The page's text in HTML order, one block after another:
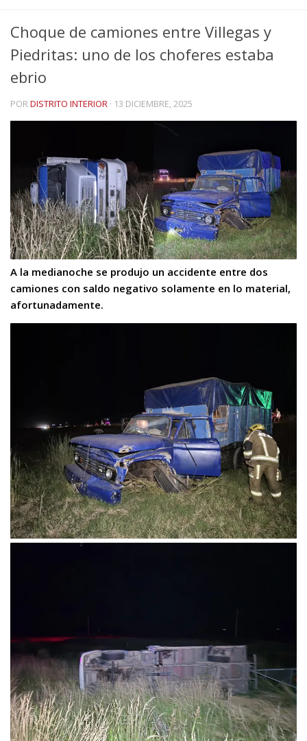
Choque de camiones entre Villegas y
Piedritas: uno de los choferes estaba
ebrio
PORDISTRITO INTERIOR · 13 DICIEMBRE, 2025
A la medianoche se produjo un accidente entre dos
camiones con saldo negativo solamente en lo material,
afortunadamente.